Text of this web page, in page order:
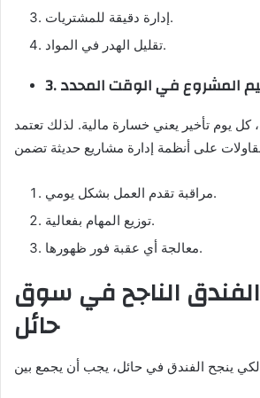
إدارة دقيقة للمشتريات.
تقليل الهدر في المواد.
المشروع في الوقت المحدد
كل يوم تأخير يعني خسارة مالية. لذلك تعتمد
مراقبة تقدم العمل بشكل يومي.
توزيع المهام بفعالية.
معالجة أي عقبة فور ظهورها.
الناجح في سوق
حائل